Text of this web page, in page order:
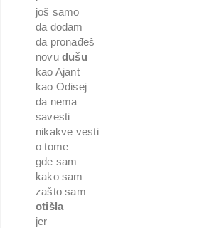
još samo
da dodam
da pronađeš
novudušu
kao Ajant
kao Odisej
da nema
savesti
nikakve vesti
o tome
gde sam
kako sam
zašto sam
otišla
jer